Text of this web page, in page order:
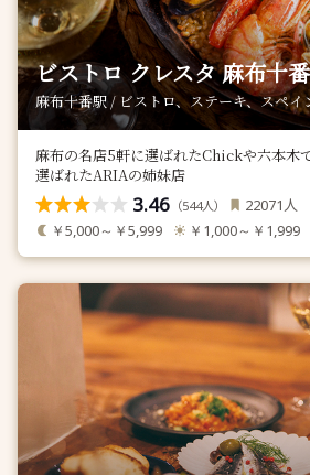
ビストロ クレスタ 麻布十番
麻布十番駅 / ビストロ、ステーキ、スペイ
麻布の名店5軒に選ばれたChickや六本木
選ばれたARIAの姉妹店
3.46 （544人） 22071 人
￥5,000～￥5,999 ￥1,000～￥1,999